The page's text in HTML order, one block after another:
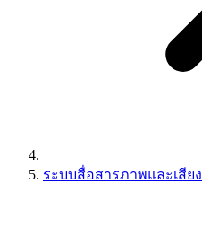
ระบบสื่อสารภาพและเสียง